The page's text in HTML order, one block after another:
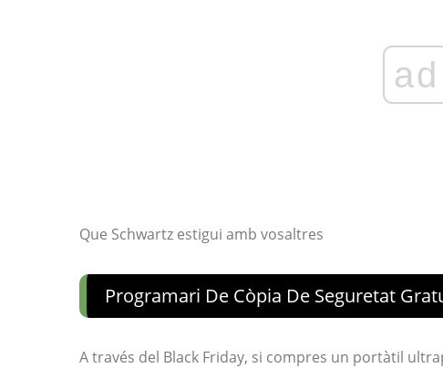
ad
Que Schwartz estigui amb vosaltres
Programari De Còpia De Seguretat
A través del Black Friday, si compres un portàtil